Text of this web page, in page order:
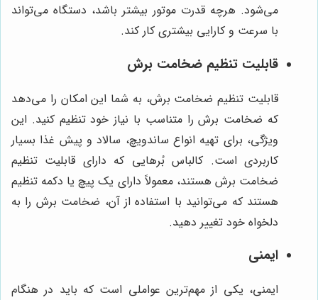
می‌شود. هرچه قدرت موتور بیشتر باشد، دستگاه می‌تواند
با سرعت و کارایی بیشتری کار کند.
قابلیت تنظیم ضخامت برش
قابلیت تنظیم ضخامت برش، به شما این امکان را می‌دهد
که ضخامت برش را متناسب با نیاز خود تنظیم کنید. این
ویژگی، برای تهیه انواع ساندویچ، سالاد و پیش غذا بسیار
کاربردی است. کالباس بُرهایی که دارای قابلیت تنظیم
ضخامت برش هستند، معمولاً دارای یک پیچ یا دکمه تنظیم
هستند که می‌توانید با استفاده از آن، ضخامت برش را به
دلخواه خود تغییر دهید.
ایمنی
ایمنی، یکی از مهم‌ترین عواملی است که باید در هنگام